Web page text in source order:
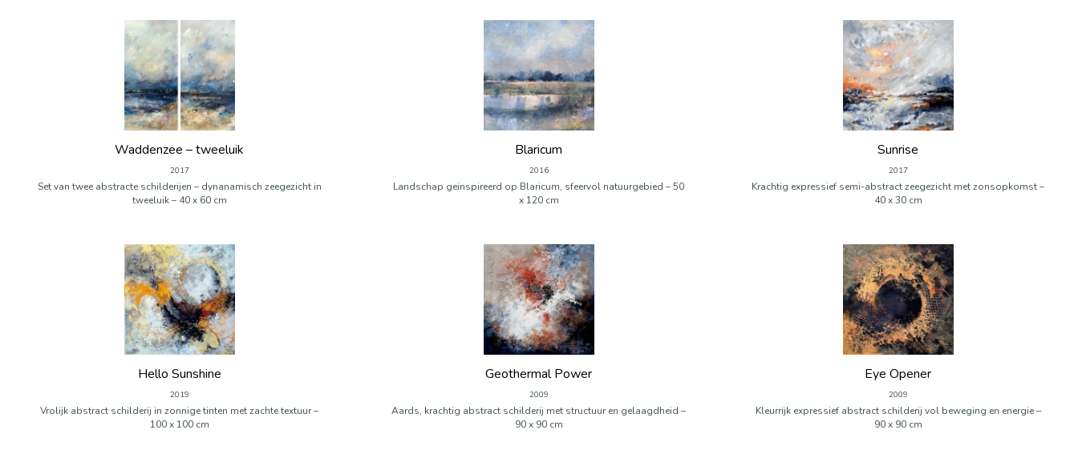
Waddenzee – tweeluik
2017
Set van twee abstracte schilderijen – dynanamisch zeegezicht in
tweeluik – 40 x 60 cm
Blaricum
2016
Landschap geïnspireerd op Blaricum, sfeervol natuurgebied – 50
x 120 cm
Sunrise
2017
Krachtig expressief semi-abstract zeegezicht met zonsopkomst –
40 x 30 cm
Hello Sunshine
2019
Vrolijk abstract schilderij in zonnige tinten met zachte textuur –
100 x 100 cm
Geothermal Power
2009
Aards, krachtig abstract schilderij met structuur en gelaagdheid –
90 x 90 cm
Eye Opener
2009
Kleurrijk expressief abstract schilderij vol beweging en energie –
90 x 90 cm